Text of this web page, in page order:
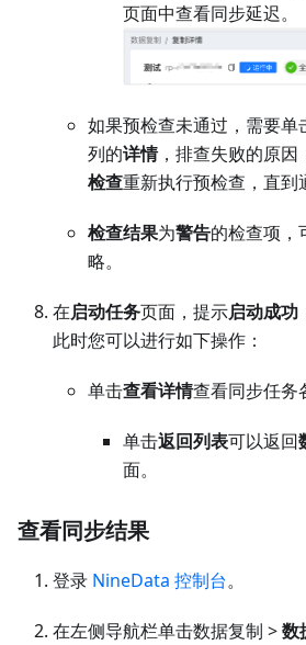
页面中查看同步延迟。
如果预检查未通过，需要单
列的详情，排查失败的原因
检查重新执行预检查，直到
检查结果为警告的检查项，
略。
在启动任务页面，提示启动成功
此时您可以进行如下操作：
单击查看详情查看同步任务
单击返回列表可以返回
面。
查看同步结果
登录 NineData 控制台。
在左侧导航栏单击数据复制 >数